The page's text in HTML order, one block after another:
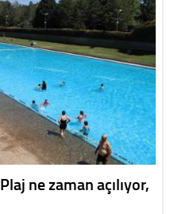
ne zaman açılıyor,